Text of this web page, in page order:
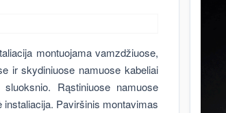
montuojama vamzdžiuose,
ir skydiniuose namuose kabeliai
Rąstiniuose namuose
Paviršinis montavimas